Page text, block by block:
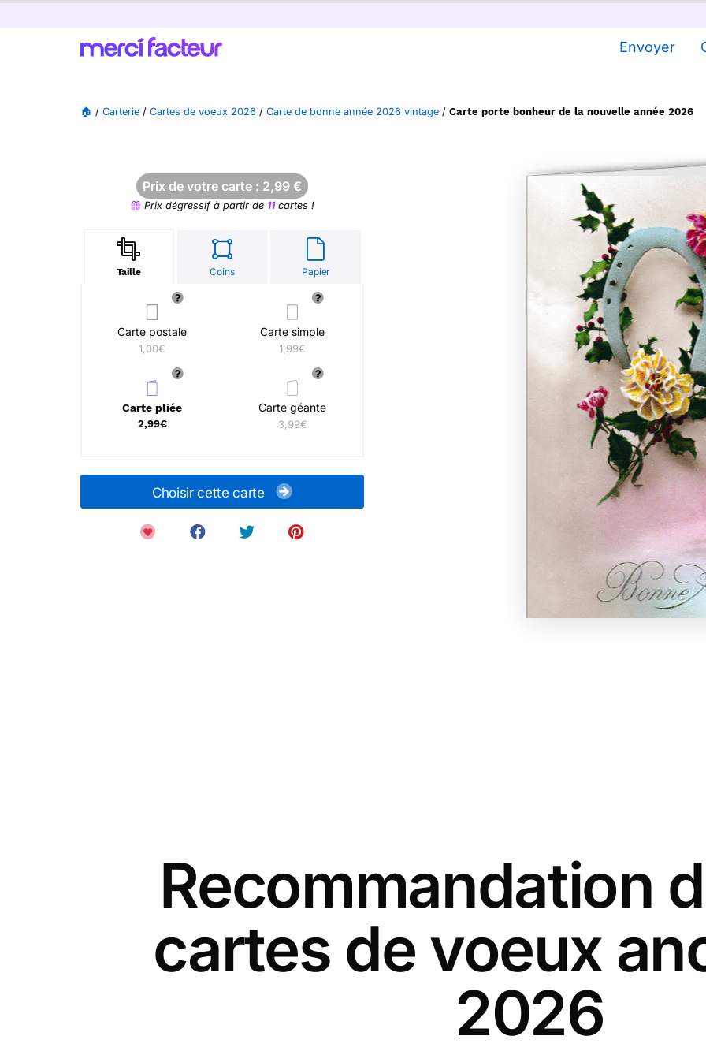
Envoyer
🏠 / Carterie / Cartes de voeux 2026 / Carte de bonne année 2026 vintage / Carte porte bonheur de la nouvelle année 2026
Prix de votre carte : 2,99 €
Prix dégressif à partir de 11cartes !
Taille Coins Papier
Carte postale
1,00€
Carte simple
1,99€
Carte pliée
2,99€
Carte géante
3,99€
Choisir cette carte
Recommandation
cartes de voeux
2026